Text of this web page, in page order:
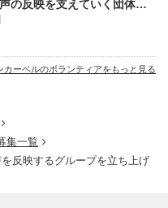
【全国各地】子どもの声の反映を支えていく団体のリスタートに携わってみたい方必見
カーベルのボランティアをもっと見る
集一覧
反映するグループを立ち上げ